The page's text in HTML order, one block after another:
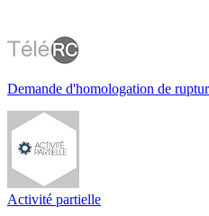
Demande d'homologation de
Activité partielle